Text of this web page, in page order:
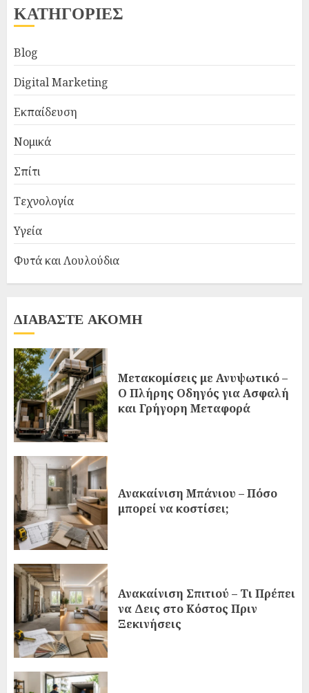
ΚΑΤΗΓΟΡΙΕΣ
Blog
Digital Marketing
Εκπαίδευση
Νομικά
Σπίτι
Τεχνολογία
Υγεία
Φυτά και Λουλούδια
ΔΙΑΒΑΣΤΕ ΑΚΟΜΗ
Μετακομίσεις με Ανυψωτικό –
Ο Πλήρης Οδηγός για Ασφαλή
και Γρήγορη Μεταφορά
Ανακαίνιση Μπάνιου – Πόσο
μπορεί να κοστίσει;
Ανακαίνιση Σπιτιού – Τι Πρέπει
να Δεις στο Κόστος Πριν
Ξεκινήσεις